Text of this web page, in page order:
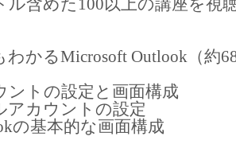
ル含めた100以上の講座を視
わかるMicrosoft Outlook（約
ントの設定と画面構成
カウントの設定
の基本的な画面構成